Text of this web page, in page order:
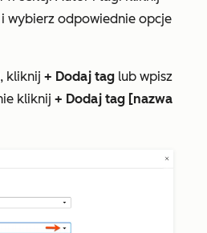
i wybierz odpowiednie opcje
kliknij + Dodaj tag lub wpisz
kliknij + Dodaj tag [nazwa